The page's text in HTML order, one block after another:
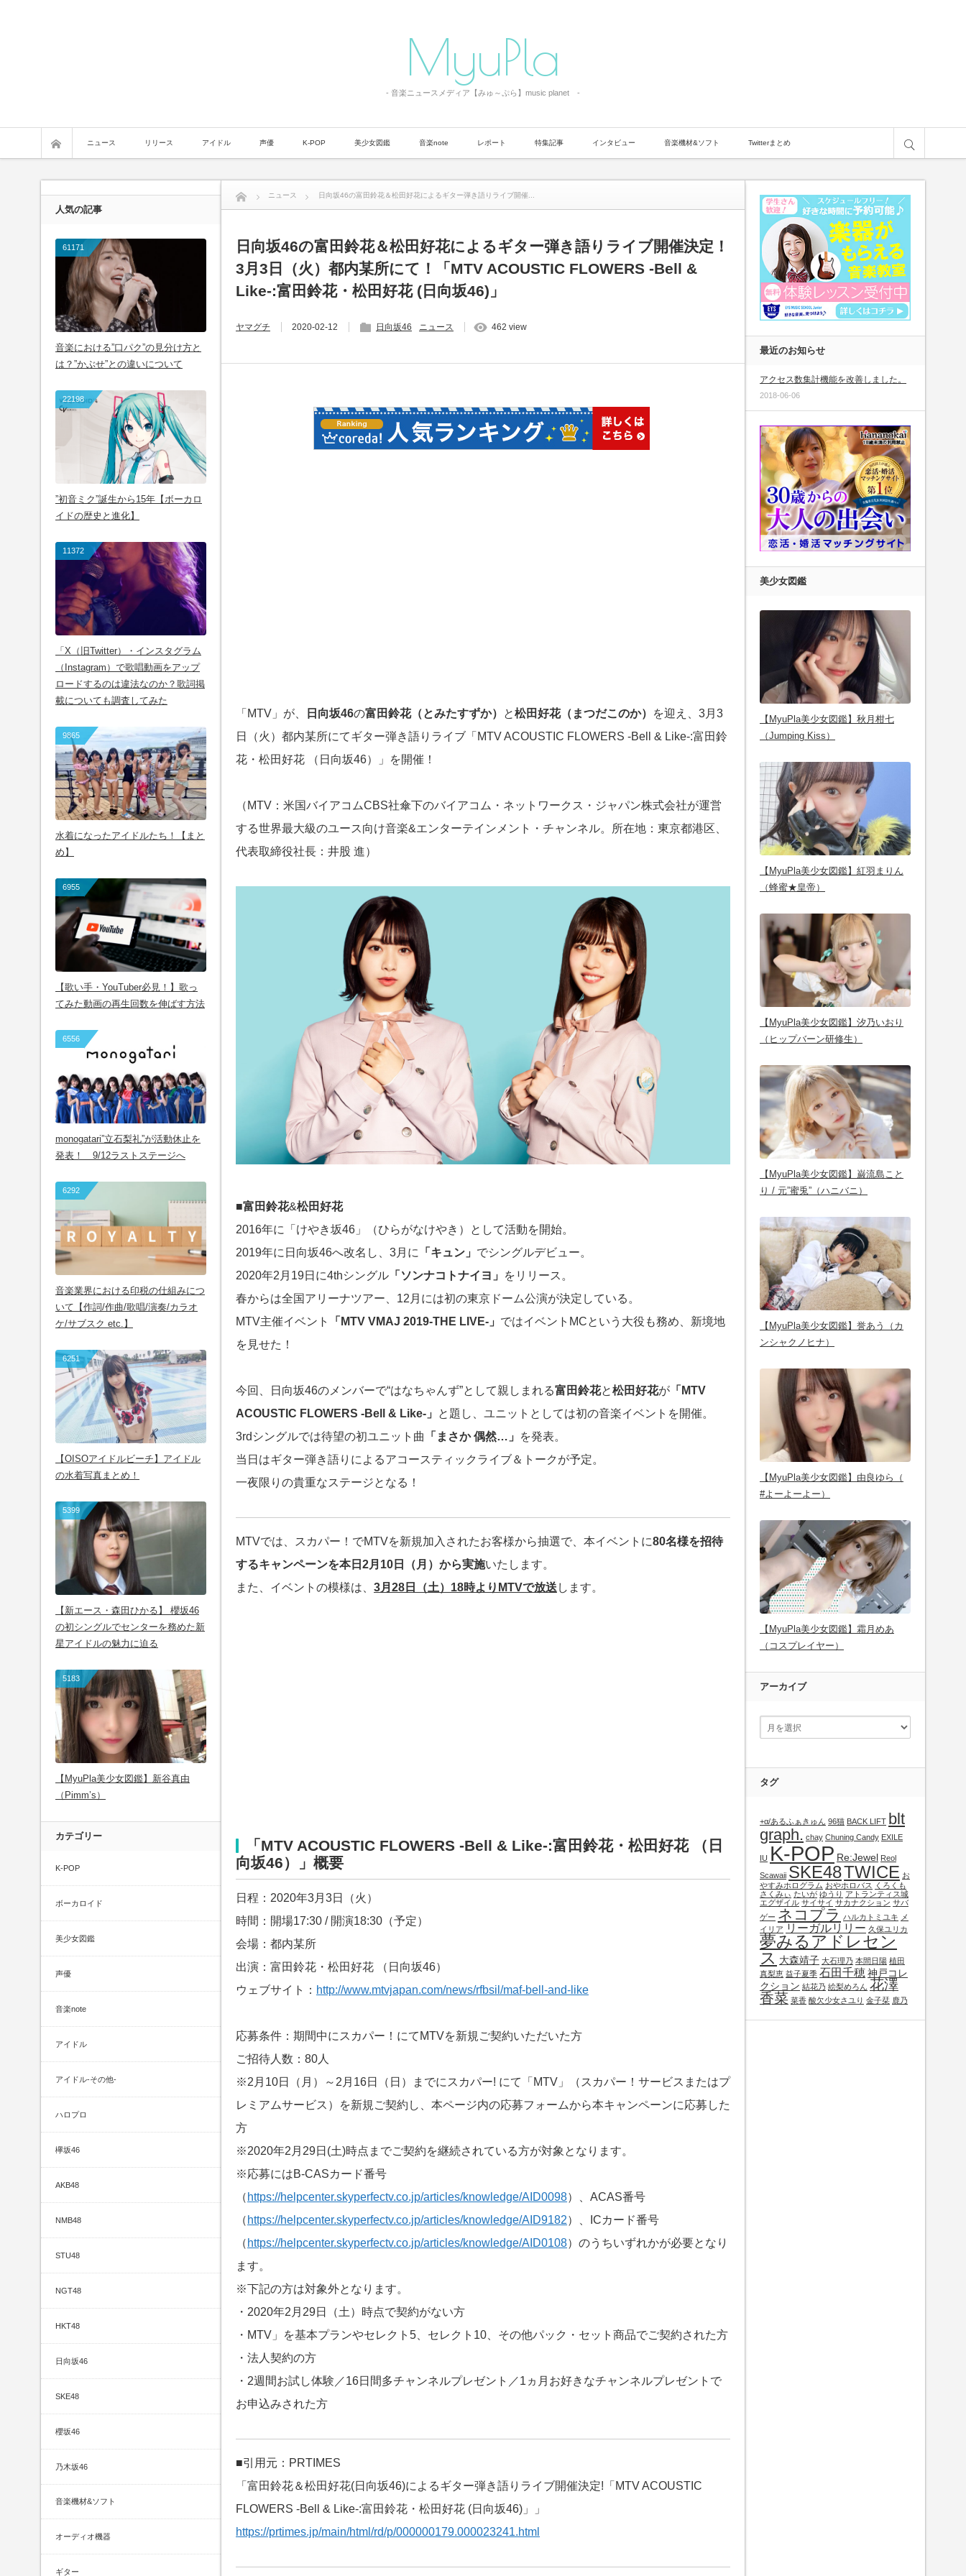
MyuPla
- 音楽ニュースメディア【みゅ～ぷら】music planet -
ニュース リリース アイドル 声優 K-POP 美少女図鑑 音楽note レポート 特集記事 インタビュー 音楽機材&ソフト Twitterまとめ
ニュース 日向坂46の富田鈴花＆松田好花によるギター弾き語りライブ開催...
日向坂46の富田鈴花＆松田好花によるギター弾き語りライブ開催決定！
3月3日（火）都内某所にて！「MTV ACOUSTIC FLOWERS -Bell &
Like-:富田鈴花・松田好花 (日向坂46)」
ヤマグチ 2020-02-12 日向坂46 ニュース 462 view
「MTV」が、 日向坂46の富田鈴花（とみたすずか） と松田好花（まつだこのか）
を迎え、3月3
日（火）都内某所にてギター弾き語りライブ「MTV ACOUSTIC FLOWERS -Bell & Like-:富田鈴
花・松田好花 （日向坂46）」を開催！
（MTV：米国バイアコムCBS社傘下のバイアコム・ネットワークス・ジャパン株式会社が運営
する世界最大級のユース向け音楽&エンターテインメント・チャンネル。所在地：東京都港区、
代表取締役社長：井股 進）
■富田鈴花&松田好花
2016年に「けやき坂46」（ひらがなけやき）として活動を開始。
2019年に日向坂46へ改名し、3月に
「キュン」 でシングルデビュー。
2020年2月19日に4thシングル 「ソンナコトナイヨ」
をリリース。
春からは全国アリーナツアー、12月には初の東京ドーム公演が決定している。
MTV主催イベント
「MTV VMAJ 2019-THE LIVE-」 ではイベントMCという大役も務め、新境地
を見せた！
今回、日向坂46のメンバーで“はなちゃんず”として親しまれる富田鈴花と松田好花が 「MTV
ACOUSTIC FLOWERS -Bell & Like-」
と題し、ユニットとしては初の音楽イベントを開催。
3rdシングルでは待望の初ユニット曲
「まさか 偶然…」
を発表。
当日はギター弾き語りによるアコースティックライブ＆トークが予定。
一夜限りの貴重なステージとなる！
MTVでは、スカパー！でMTVを新規加入されたお客様から抽選で、本イベントに80名様を招待
するキャンペーンを本日2月10日（月）から実施いたします。
また、イベントの模様は、 3月28日（土）18時よりMTVで放送 します。
「MTV ACOUSTIC FLOWERS -Bell & Like-:富田鈴花・松田好花 （日
向坂46）」概要
日程：2020年3月3日（火）
時間：開場17:30 / 開演18:30（予定）
会場：都内某所
出演：富田鈴花・松田好花 （日向坂46）
ウェブサイト： http://www.mtvjapan.com/news/rfbsil/maf-bell-and-like
応募条件：期間中にスカパー！にてMTVを新規ご契約いただいた方
ご招待人数：80人
※2月10日（月）～2月16日（日）までにスカパー! にて「MTV」（スカパー！サービスまたはプ
レミアムサービス）を新規ご契約し、本ページ内の応募フォームから本キャンペーンに応募した
方
※2020年2月29日(土)時点までご契約を継続されている方が対象となります。
※応募にはB-CASカード番号
（ https://helpcenter.skyperfectv.co.jp/articles/knowledge/AID0098）、ACAS番号
（ https://helpcenter.skyperfectv.co.jp/articles/knowledge/AID9182）、ICカード番号
（ https://helpcenter.skyperfectv.co.jp/articles/knowledge/AID0108）のうちいずれかが必要となり
ます。
※下記の方は対象外となります。
・2020年2月29日（土）時点で契約がない方
・MTV」を基本プランやセレクト5、セレクト10、その他パック・セット商品でご契約された方
・法人契約の方
・2週間お試し体験／16日間多チャンネルプレゼント／1ヵ月お好きなチャンネルプレゼントで
お申込みされた方
■引用元：PRTIMES
「富田鈴花＆松田好花(日向坂46)によるギター弾き語りライブ開催決定!「MTV ACOUSTIC
FLOWERS -Bell & Like-:富田鈴花・松田好花 (日向坂46)」」
https://prtimes.jp/main/html/rd/p/000000179.000023241.html
人気の記事
61171
音楽における”口パク”の見分け方と
は？”かぶせ”との違いについて
22198
”初音ミク”誕生から15年【ボーカロ
イドの歴史と進化】
11372
「X（旧Twitter）・インスタグラム
（Instagram）で歌唱動画をアップ
ロードするのは違法なのか？歌詞掲
載についても調査してみた
9865
水着になったアイドルたち！【まと
め】
6955
【歌い手・YouTuber必見！】歌っ
てみた動画の再生回数を伸ばす方法
6556
monogatari”立石梨礼”が活動休止を
発表！ 9/12ラストステージへ
6292
音楽業界における印税の仕組みにつ
いて【作詞/作曲/歌唱/演奏/カラオ
ケ/サブスク etc.】
6251
【OISOアイドルビーチ】アイドル
の水着写真まとめ！
5399
【新エース・森田ひかる】 櫻坂46
の初シングルでセンターを務めた新
星アイドルの魅力に迫る
5183
【MyuPla美少女図鑑】新谷真由
（Pimm’s）
カテゴリー
K-POP
ボーカロイド
美少女図鑑
声優
音楽note
アイドル
アイドル-その他-
ハロプロ
欅坂46
AKB48
NMB48
STU48
NGT48
HKT48
日向坂46
SKE48
櫻坂46
乃木坂46
音楽機材&ソフト
オーディオ機器
ギター
最近のお知らせ
アクセス数集計機能を改善しました。
2018-06-06
美少女図鑑
【MyuPla美少女図鑑】秋月柑七
（Jumping Kiss）
【MyuPla美少女図鑑】紅羽まりん
（蜂蜜★皇帝）
【MyuPla美少女図鑑】汐乃いおり
（ヒップバーン研修生）
【MyuPla美少女図鑑】巌流島こと
り / 元”蜜兎”（ハニバニ）
【MyuPla美少女図鑑】誉あう（カ
ンシャクノヒナ）
【MyuPla美少女図鑑】由良ゆら（
#よーよーよー）
【MyuPla美少女図鑑】霜月めあ
（コスプレイヤー）
アーカイブ
タグ
+α/あるふぁきゅん 96猫 BACK LIFT blt
graph. chay Chuning Candy EXILE
IU K-POP Re:Jewel Reol
Scawaii SKE48TWICE お
やすみホログラム おやホロバス
くろくも
さくみぃ たいが ゆうり アトランティス城
エグザイル サイサイ サカナクション サバ
ゲー ネコプラ ハルカトミユキ メ
イリア リーガルリリー 久保ユリカ
夢みるアドレセン
ス 大森靖子 大石理乃 本間日陽 植田
真梨恵 益子夏季 石田千穂神戸コレ
クション 結花乃 絵梨めろん 花澤
香菜 菜香 酸欠少女さユり 金子栞 鹿乃